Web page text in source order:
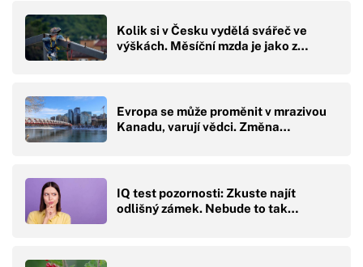
Kolik si v Česku vydělá svářeč ve
výškách. Měsíční mzda je jako z…
Evropa se může proměnit v mrazivou
Kanadu, varují vědci. Změna…
IQ test pozornosti: Zkuste najít
odlišný zámek. Nebude to tak…